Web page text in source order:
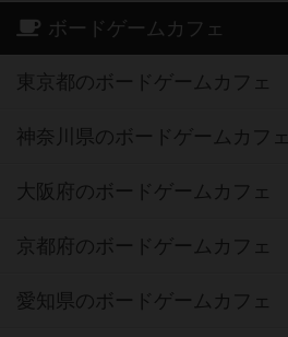
ボードゲームカフェ
東京都のボードゲームカフェ
神奈川県のボードゲームカフェ
大阪府のボードゲームカフェ
京都府のボードゲームカフェ
愛知県のボードゲームカフェ